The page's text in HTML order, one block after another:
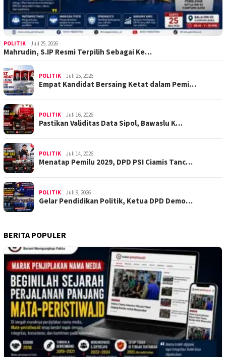
POLITIK Juli 25, 2026
Mahrudin, S.IP Resmi Terpilih Sebagai Ke…
POLITIK Juli 25, 2026
Empat Kandidat Bersaing Ketat dalam Pemi…
POLITIK Juli 16, 2026
Pastikan Validitas Data Sipol, Bawaslu K…
POLITIK Juli 14, 2026
Menatap Pemilu 2029, DPD PSI Ciamis Tanc…
POLITIK Juli 9, 2026
Gelar Pendidikan Politik, Ketua DPD Demo…
BERITA POPULER